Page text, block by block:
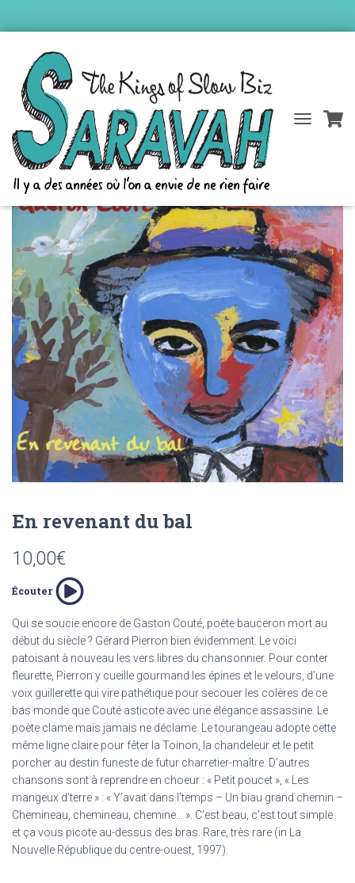
E
R
L
A
N
A
V
I
G
A
T
I
O
N
Accueil/ Catalogue Saravah / Gérard Pierron/ En revenant du bal
En revenant du bal
10,00€
Écouter
Qui se soucie encore de Gaston Couté, poète bauceron mort au
début du siècle ? Gérard Pierron bien évidemment. Le voici
patoisant à nouveau les vers libres du chansonnier. Pour conter
fleurette, Pierron y cueille gourmand les épines et le velours, d’une
voix guillerette qui vire pathétique pour secouer les colères de ce
bas monde que Couté asticote avec une élégance assassine. Le
poète clame mais jamais ne déclame. Le tourangeau adopte cette
même ligne claire pour fêter la Toinon, la chandeleur et le petit
porcher au destin funeste de futur charretier-maître. D’autres
chansons sont à reprendre en choeur : « Petit poucet », « Les
mangeux d’terre » : « Y’avait dans l’temps – Un biau grand chemin –
Chemineau, chemineau, chemine… ». C’est beau, c’est tout simple
et ça vous picote au-dessus des bras. Rare, très rare (in La
Nouvelle République du centre-ouest, 1997).